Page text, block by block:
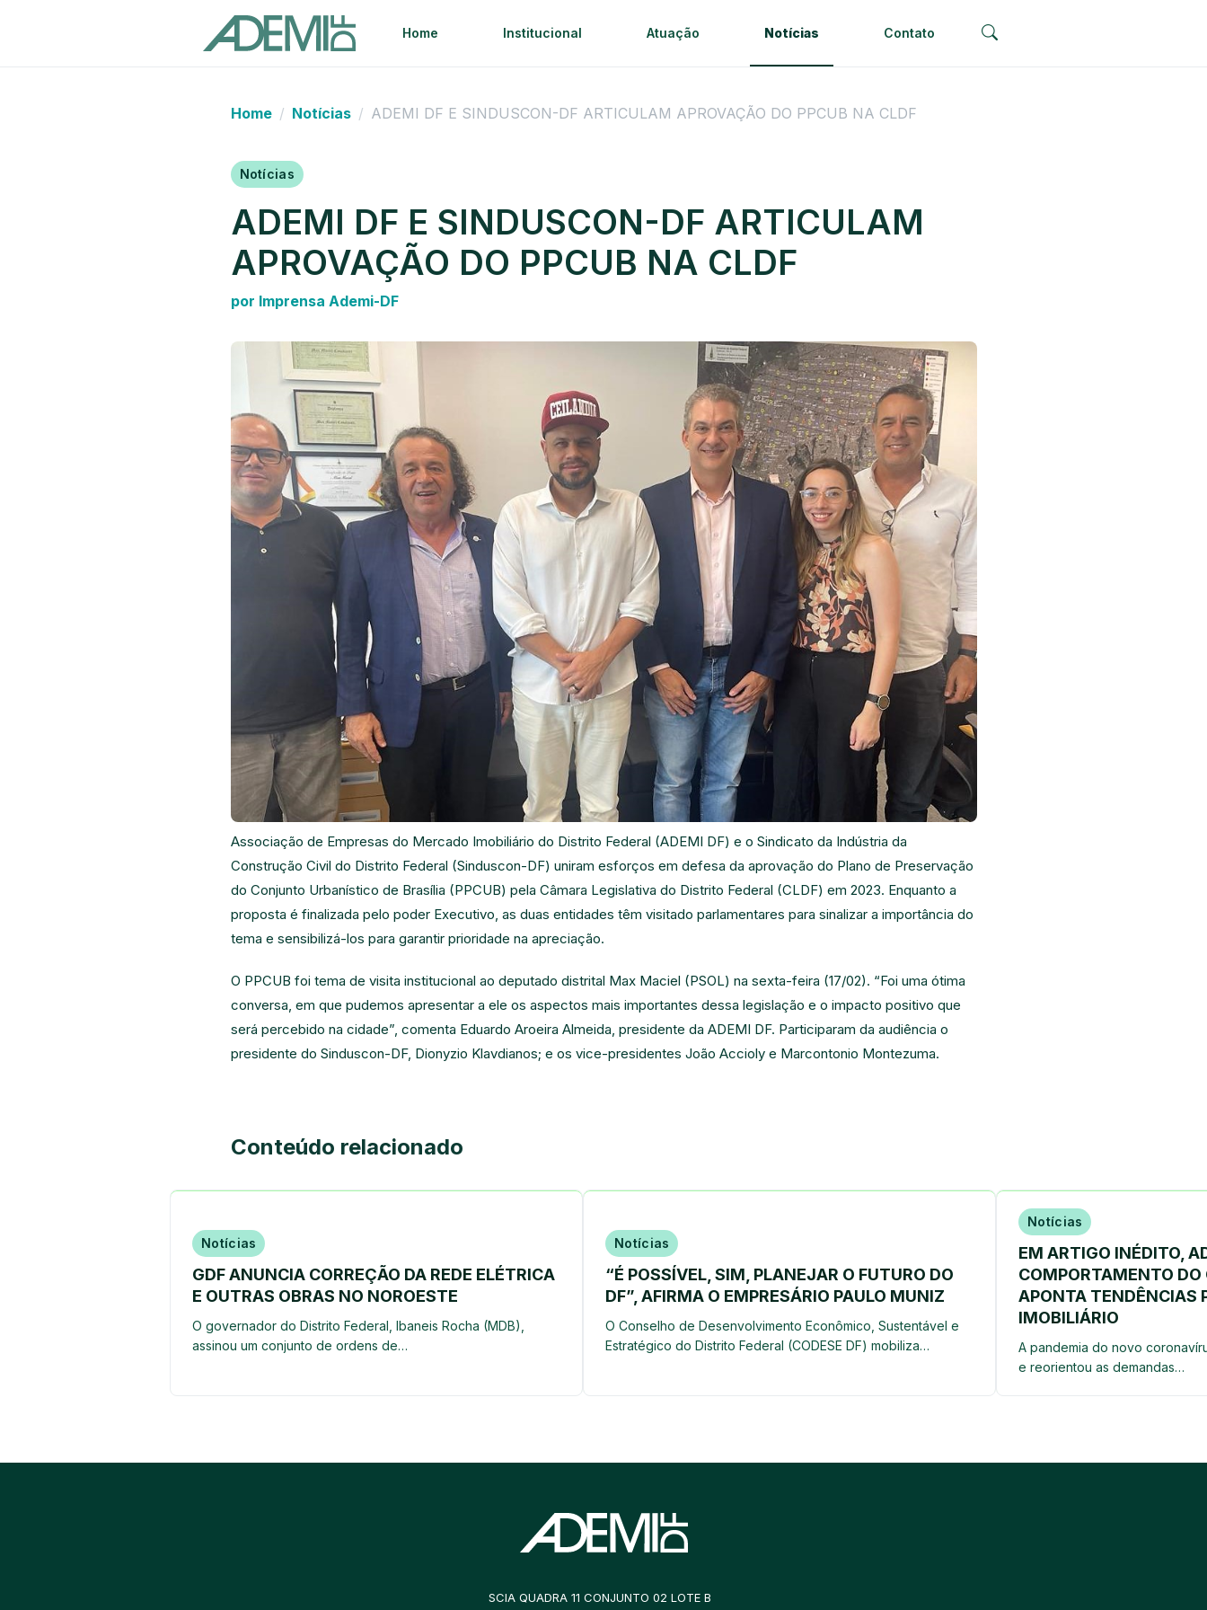
Home Institucional Atuação Notícias Contato
Home Notícias ADEMI DF E SINDUSCON-DF ARTICULAM APROVAÇÃO DO PPCUB NA CLDF
Notícias
ADEMI DF E SINDUSCON-DF ARTICULAM
APROVAÇÃO DO PPCUB NA CLDF
por Imprensa Ademi-DF
Associação de Empresas do Mercado Imobiliário do Distrito Federal (ADEMI DF) e o Sindicato da Indústria da
Construção Civil do Distrito Federal (Sinduscon-DF) uniram esforços em defesa da aprovação do Plano de Preservação
do Conjunto Urbanístico de Brasília (PPCUB) pela Câmara Legislativa do Distrito Federal (CLDF) em 2023. Enquanto a
proposta é finalizada pelo poder Executivo, as duas entidades têm visitado parlamentares para sinalizar a importância do
tema e sensibilizá-los para garantir prioridade na apreciação.
O PPCUB foi tema de visita institucional ao deputado distrital Max Maciel (PSOL) na sexta-feira (17/02). “Foi uma ótima
conversa, em que pudemos apresentar a ele os aspectos mais importantes dessa legislação e o impacto positivo que
será percebido na cidade”, comenta Eduardo Aroeira Almeida, presidente da ADEMI DF. Participaram da audiência o
presidente do Sinduscon-DF, Dionyzio Klavdianos; e os vice-presidentes João Accioly e Marcontonio Montezuma.
Conteúdo relacionado
Notícias
GDF ANUNCIA CORREÇÃO DA REDE ELÉTRICA
E OUTRAS OBRAS NO NOROESTE
O governador do Distrito Federal, Ibaneis Rocha (MDB),
assinou um conjunto de ordens de…
Notícias
“É POSSÍVEL, SIM, PLANEJAR O FUTURO DO
DF”, AFIRMA O EMPRESÁRIO PAULO MUNIZ
O Conselho de Desenvolvimento Econômico, Sustentável e
Estratégico do Distrito Federal (CODESE DF) mobiliza…
Notícias
EM ARTIGO INÉDITO,
COMPORTAMENTO DO
APONTA TENDÊNCIAS
IMOBILIÁRIO
A pandemia do novo
e reorientou as demandas…
SCIA QUADRA 11 CONJUNTO 02 LOTE B